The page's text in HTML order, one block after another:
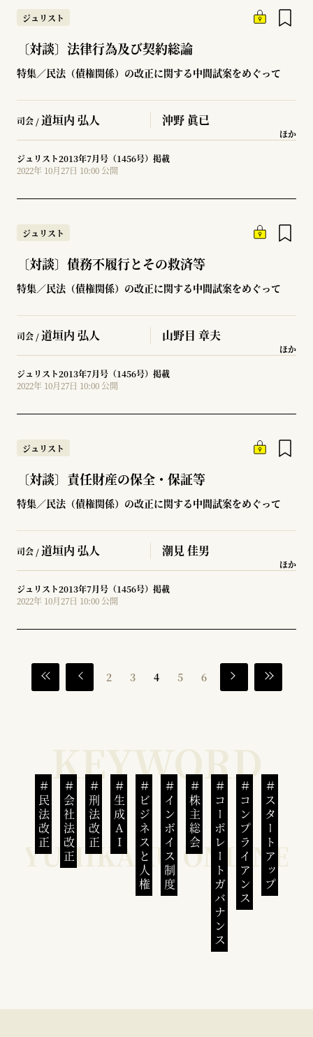
ジュリスト
〔対談〕法律行為及び契約総論
特集／民法（債権関係）の改正に関する中間試案をめぐって
司会 /道垣内 弘人 沖野 眞已
ほか
ジュリスト2013年7月号（1456号）掲載
2022年 10月27日 10:00 公開
ジュリスト
〔対談〕債務不履行とその救済等
特集／民法（債権関係）の改正に関する中間試案をめぐって
司会 /道垣内 弘人 山野目 章夫
ほか
ジュリスト2013年7月号（1456号）掲載
2022年 10月27日 10:00 公開
ジュリスト
〔対談〕責任財産の保全・保証等
特集／民法（債権関係）の改正に関する中間試案をめぐって
司会 /道垣内 弘人 潮見 佳男
ほか
ジュリスト2013年7月号（1456号）掲載
2022年 10月27日 10:00 公開
2 3 4 5 6
民法改正 会社法改正 刑法改正 生成AI ビジネスと人権インボイス制度 株主総会 コーポレートガバナンスコンプライアンススタートアップ